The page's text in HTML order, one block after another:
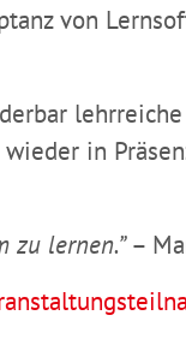
von
in
zu lernen.”–